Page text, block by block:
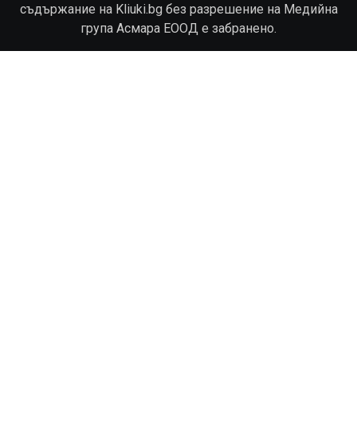
съдържание на Kliuki.bg без разрешение на Медийна
група Асмара ЕООД е забранено.